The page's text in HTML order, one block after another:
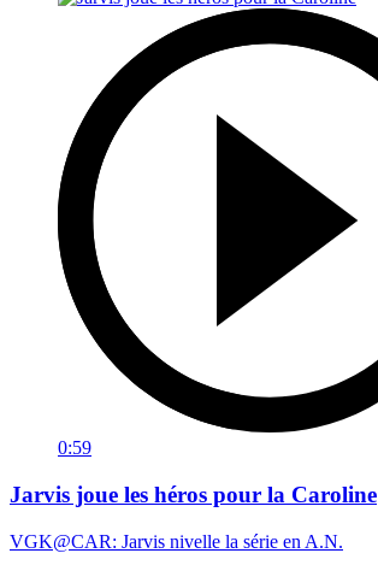
0:59
Jarvis joue les héros pour la Caroline
VGK@CAR: Jarvis nivelle la série en A.N.